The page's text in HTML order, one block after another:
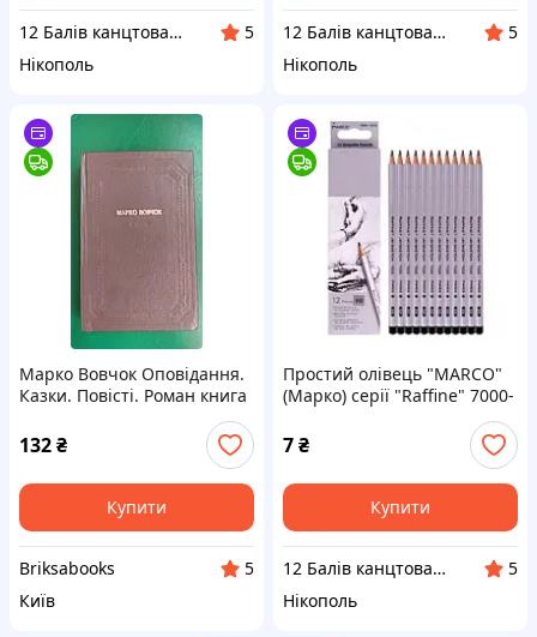
12 Балів канцтовари оптом і в роздріб
5
Нікополь
12 Балів канцтовари оптом і в роздріб
5
Нікополь
Марко Вовчок Оповідання.
Казки. Повісті. Роман книга
1983 року видання вживана
132₴
Купити
Briksabooks
5
Київ
Простий олівець "MARCO"
(Марко) серії "Raffine" 7000-
7₴
Купити
12 Балів канцтовари оптом і в роздріб
5
Нікополь